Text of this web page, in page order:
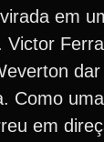
em
Victor
Como
em